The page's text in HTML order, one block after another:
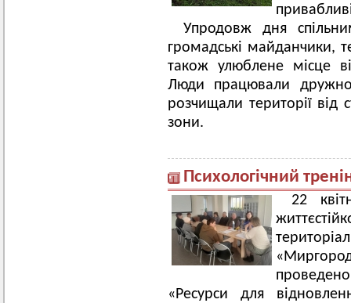
Упродовж дня
громадські майданчики,
також улюблене місце
Люди працювали дружно
розчищали території від
зони.
Психологічний
22
«Ресурси для